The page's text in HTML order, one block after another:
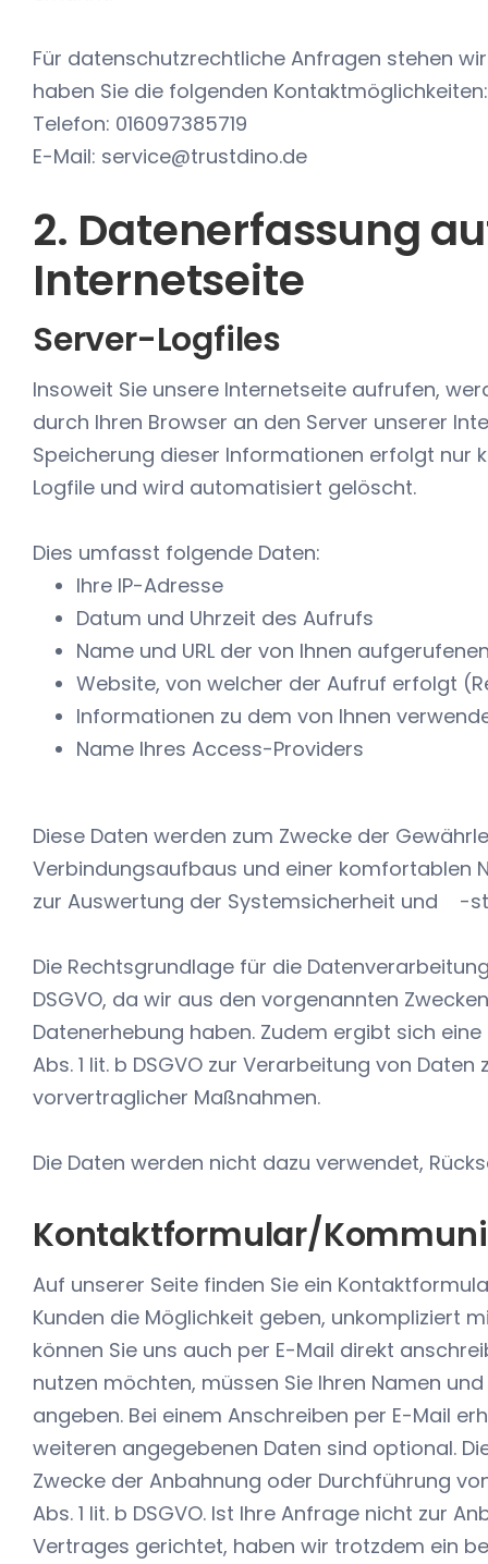
Für datenschutzrechtliche Anfragen stehen
haben Sie die folgenden Kontaktmöglichkeiten:
Telefon: 016097385719
E-Mail: service@trustdino.de
2. Datenerfassung
Internetseite
Server-Logfiles
Insoweit Sie unsere Internetseite aufrufen,
durch Ihren Browser an den Server unserer
Speicherung dieser Informationen erfolgt nur
Logfile und wird automatisiert gelöscht.
Dies umfasst folgende Daten:
Ihre IP-Adresse
Datum und Uhrzeit des Aufrufs
Name und URL der von Ihnen
Website, von welcher der Aufruf erfolgt
Informationen zu dem von Ihnen
Name Ihres Access-Providers
Diese Daten werden zum Zwecke der
Verbindungsaufbaus und einer komfortablen
zur Auswertung der Systemsicherheit und
-
Die Rechtsgrundlage für die Datenverarbeitung
DSGVO, da wir aus den vorgenannten
Datenerhebung haben. Zudem ergibt sich
Abs. 1 lit. b DSGVO zur Verarbeitung von
vorvertraglicher Maßnahmen.
Die Daten werden nicht dazu verwendet,
Kontaktformular/
Auf unserer Seite finden Sie ein
Kunden die Möglichkeit geben, unkompliziert
können Sie uns auch per E-Mail direkt
nutzen möchten, müssen Sie Ihren Namen
angeben. Bei einem Anschreiben per E-Mail
weiteren angegebenen Daten sind optional.
Zwecke der Anbahnung oder Durchführung
Abs. 1 lit. b DSGVO. Ist Ihre Anfrage nicht zur
Vertrages gerichtet, haben wir trotzdem ein